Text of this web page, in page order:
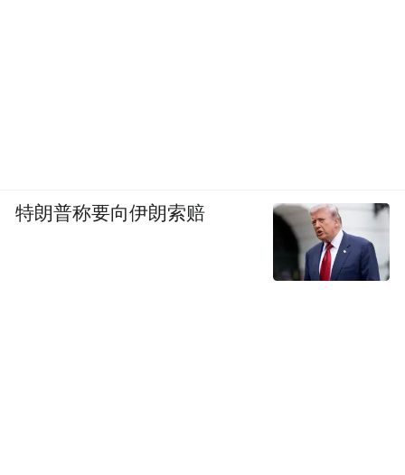
特朗普称要向伊朗索赔